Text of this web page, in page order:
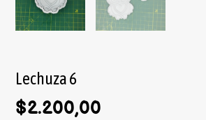
Lechuza 6
$2.200,00